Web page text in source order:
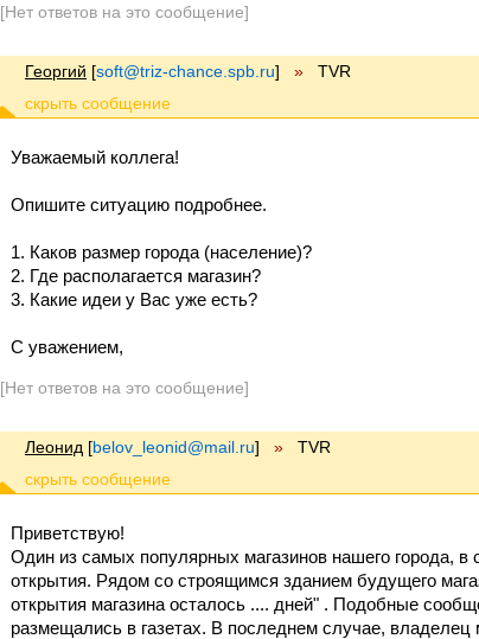
[Нет ответов на это сообщение]
Георгий [soft@triz-chance.spb.ru] » TVR
Уважаемый коллега!
Опишите ситуацию подробнее.
1. Каков размер города (население)?
2. Где располагается магазин?
3. Какие идеи у Вас уже есть?
С уважением,
[Нет ответов на это сообщение]
Леонид [belov_leonid@mail.ru] » TVR
Приветствую!
Один из самых популярных магазинов нашего города,
открытия. Рядом со строящимся зданием будущего
открытия магазина осталось .... дней" . Подобные
размещались в газетах. В последнем случае, владелец